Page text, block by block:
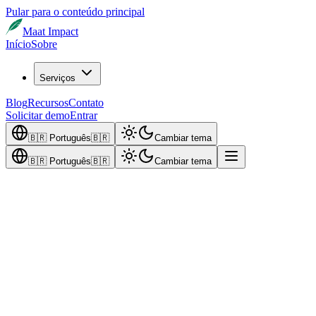
Pular para o conteúdo principal
Maat Impact
InícioSobre
Serviços
BlogRecursosContato
Solicitar demoEntrar
🇧🇷 Português🇧🇷 Cambiar tema
🇧🇷 Português🇧🇷 Cambiar tema